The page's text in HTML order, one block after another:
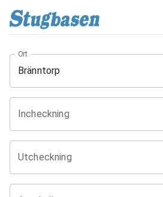
Ort
Incheckning
Utcheckning